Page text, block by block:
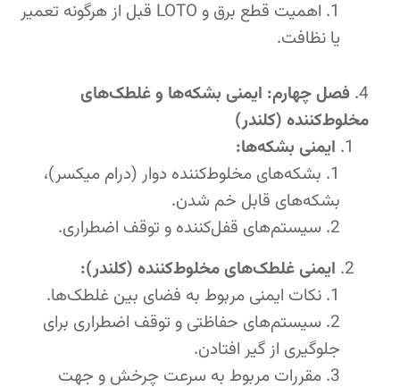
اهمیت قطع برق و LOTO قبل از هرگونه تعمیر
یا نظافت.
فصل چهارم: ایمنی بشکه‌ها و غلطک‌های
مخلوط‌کننده (کلندر)
ایمنی بشکه‌ها:
بشکه‌های مخلوط‌کننده دوار (درام میکسر)،
بشکه‌های قابل خم شدن.
سیستم‌های قفل‌کننده و توقف اضطراری.
ایمنی غلطک‌های مخلوط‌کننده (کلندر):
نکات ایمنی مربوط به فضای بین غلطک‌ها.
سیستم‌های حفاظتی و توقف اضطراری برای
جلوگیری از گیر افتادن.
مقررات مربوط به سرعت چرخش و جهت